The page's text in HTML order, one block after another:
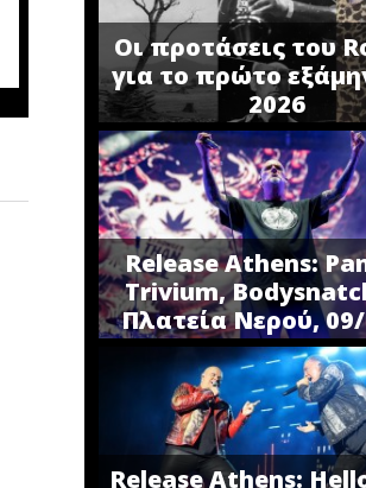
Οι προτάσεις του
για το πρώτο
2026
Release Athens:
Trivium,
Πλατεία Νερού,
Release Athens: